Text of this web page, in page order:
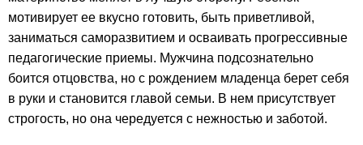
мотивирует ее вкусно готовить, быть приветливой,
заниматься саморазвитием и осваивать прогрессивные
педагогические приемы. Мужчина подсознательно
боится отцовства, но с рождением младенца берет себя
в руки и становится главой семьи. В нем присутствует
строгость, но она чередуется с нежностью и заботой.